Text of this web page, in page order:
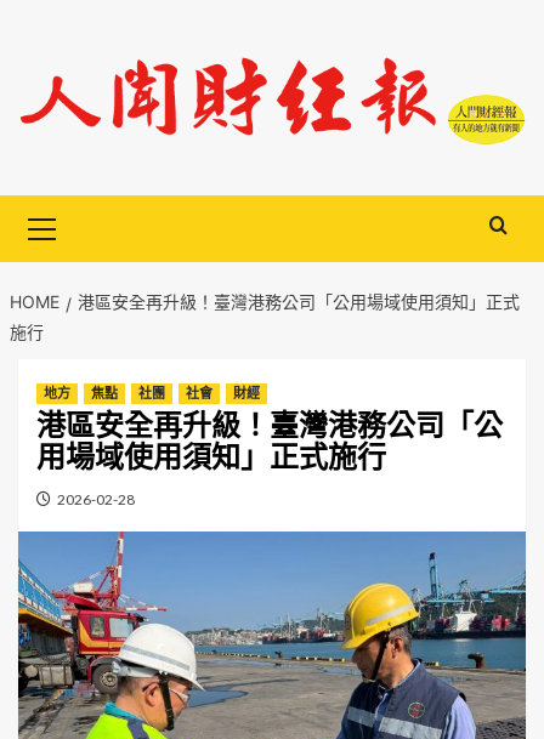
content
Menu
HOME
港區安全再升級！臺灣港務公司「公用場域使用須知」正式
施行
地方 焦點 社團 社會 財經
港區安全再升級！臺灣港務公司「公
用場域使用須知」正式施行
2026-02-28